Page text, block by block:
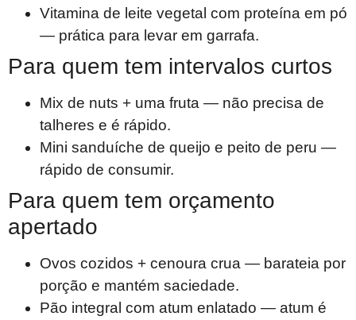
Vitamina de leite vegetal com proteína em pó
— prática para levar em garrafa.
Para quem tem intervalos curtos
Mix de nuts + uma fruta — não precisa de
talheres e é rápido.
Mini sanduíche de queijo e peito de peru —
rápido de consumir.
Para quem tem orçamento
apertado
Ovos cozidos + cenoura crua — barateia por
porção e mantém saciedade.
Pão integral com atum enlatado — atum é